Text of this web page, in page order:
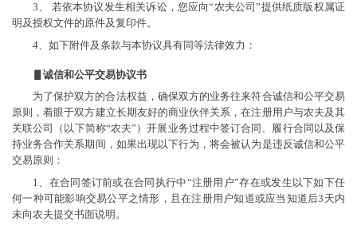
3、 若依本协议发生相关诉讼，您应向“农夫公司”提供纸质版权属证
明及授权文件的原件及复印件。
4、如下附件及条款与本协议具有同等法律效力：
▋诚信和公平交易协议书
为了保护双方的合法权益，确保双方的业务往来符合诚信和公平交易
原则，着眼于双方建立长期友好的商业伙伴关系，在注册用户与农夫及其
关联公司（以下简称“农夫”）开展业务过程中签订合同、履行合同以及保
持业务合作关系期间，如果出现以下行为，将会被认为是违反诚信和公平
交易原则：
1、在合同签订前或在合同执行中“注册用户”存在或发生以下如下任
何一种可能影响交易公平之情形，且在注册用户知道或应当知道后3天内
未向农夫提交书面说明。